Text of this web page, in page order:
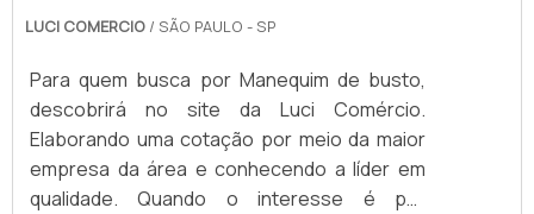
LUCI COMERCIO / SÃO PAULO - SP
Para quem busca por Manequim de busto,
descobrirá no site da Luci Comércio.
Elaborando uma cotação por meio da maior
empresa da área e conhecendo a líder em
qualidade. Quando o interesse é por